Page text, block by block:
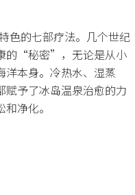
色的七部疗法。几个世纪
的“秘密”，无论是从小
洋本身。冷热水、湿蒸
赋予了冰岛温泉治愈的力
净化。